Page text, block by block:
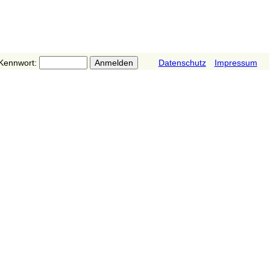
Datenschutz Impressum